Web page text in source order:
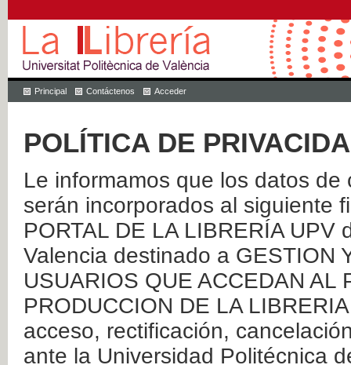
Principal Contáctenos Acceder
POLÍTICA DE
Le informamos que los datos
serán incorporados al siguiente
PORTAL DE LA LIBRERÍA
Valencia destinado a GESTION
USUARIOS QUE ACCEDAN AL
PRODUCCION DE LA
acceso, rectificación,
ante la Universidad Politécnica